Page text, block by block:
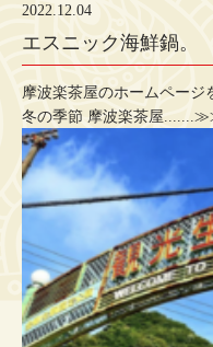
2022.12.04
エスニック海鮮鍋。
摩波楽茶屋のホームページ
冬の季節 摩波楽茶屋